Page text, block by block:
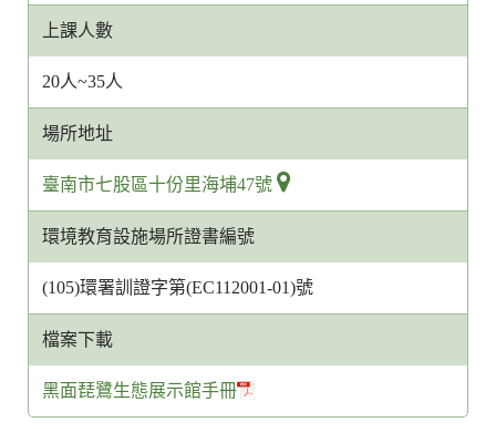
上課人數
20人~35人
場所地址
臺南市七股區十份里海埔47號
環境教育設施場所證書編號
(105)環署訓證字第(EC112001-01)號
檔案下載
黑面琵鷺生態展示館手冊